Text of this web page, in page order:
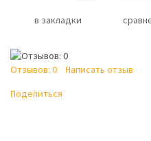
в закладки
Отзывов: 0
Написать отзыв
Поделиться